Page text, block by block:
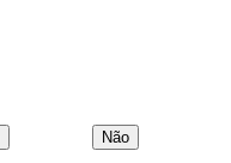
Não